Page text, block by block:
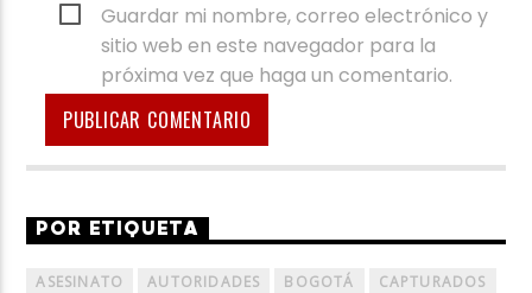
Guardar mi nombre, correo electrónico y
sitio web en este navegador para la
próxima vez que haga un comentario.
POR ETIQUETA
ASESINATO AUTORIDADES BOGOTÁ
CAPTURADOS